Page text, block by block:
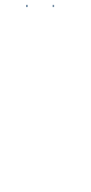
y derecho.